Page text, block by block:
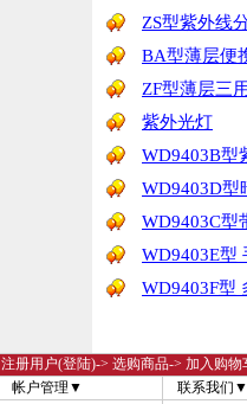
ZS型紫外线
BA型薄层便
ZF型薄层三
紫外光灯
WD9403B型
WD9403D型
WD9403C型
WD9403E型
WD9403F型
注册用户(登陆)-> 选购商品-> 加入购
帐户管理▼
联系我们▼